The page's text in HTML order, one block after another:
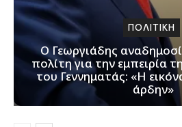
ΠΟΛΙΤΙΚΗ
Ο Γεωργιάδης
πολίτη για την εμπειρία
του Γεννηματάς: «Η
άρδην»